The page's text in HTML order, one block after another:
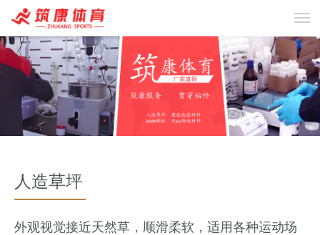
人造草坪
外观视觉接近天然草，顺滑柔软，适用各种运动场